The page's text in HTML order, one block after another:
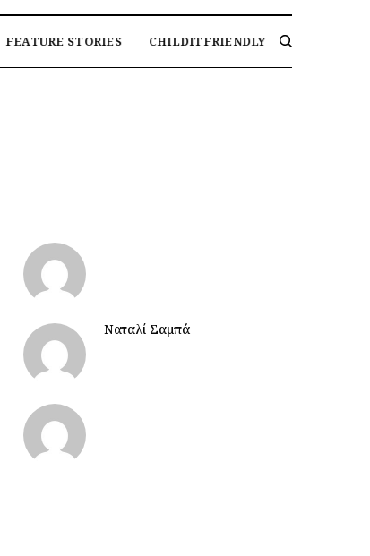
FEATURE STORIES CHILDITFRIENDLY
Ναταλί Σαμπά